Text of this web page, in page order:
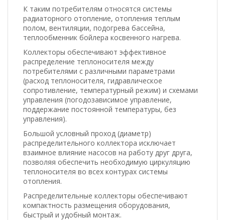
К таким потребителям относятся системы
радиаторного отопление, отопления теплым
полом, вентиляции, подогрева бассейна,
теплообменник бойлера косвенного нагрева.
Коллекторы обеспечивают эффективное
распределение теплоносителя между
потребителями с различными параметрами
(расход теплоносителя, гидравлическое
сопротивление, температурный режим) и схемами
управления (погодозависимое управление,
поддержание постоянной температуры, без
управления).
Большой условный проход (диаметр)
распределительного коллектора исключает
взаимное влияние насосов на работу друг друга,
позволяя обеспечить необходимую циркуляцию
теплоносителя во всех контурах системы
отопления.
Распределительные коллекторы обеспечивают
компактность размещения оборудования,
быстрый и удобный монтаж.